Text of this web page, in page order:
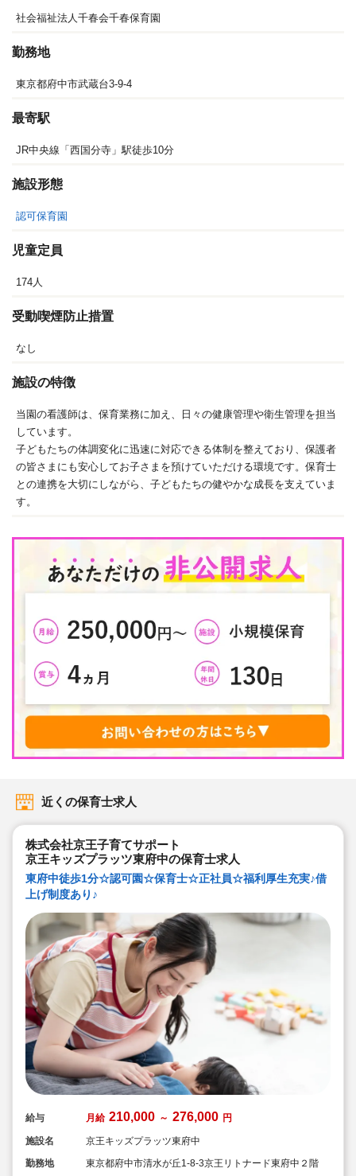
社会福祉法人千春会千春保育園
勤務地
東京都府中市武蔵台3-9-4
最寄駅
JR中央線「西国分寺」駅徒歩10分
施設形態
認可保育園
児童定員
174人
受動喫煙防止措置
なし
施設の特徴
当園の看護師は、保育業務に加え、日々の健康管理や衛生管理を担当
しています。
子どもたちの体調変化に迅速に対応できる体制を整えており、保護者
の皆さまにも安心してお子さまを預けていただける環境です。保育士
との連携を大切にしながら、子どもたちの健やかな成長を支えていま
す。
近くの保育士求人
株式会社京王子育てサポート
京王キッズプラッツ東府中の保育士求人
東府中徒歩1分☆認可園☆保育士☆正社員☆福利厚生充実♪借
上げ制度あり♪
給与 月給 210,000 ～ 276,000 円
施設名
京王キッズプラッツ東府中
勤務地
東京都府中市清水が丘1-8-3京王リトナード東府中２階